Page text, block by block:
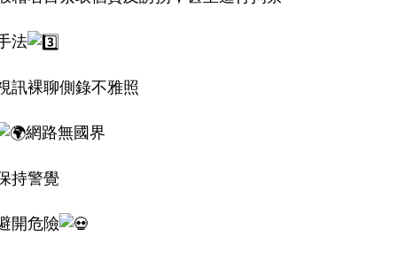
法
訊裸聊側錄不雅照
網路無國界
持警覺
開危險